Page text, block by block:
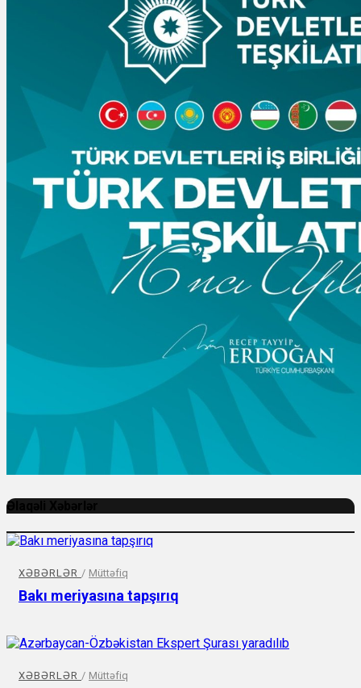
Əlaqəli Xəbərlər
XƏBƏRLƏR / Müttəfiq
Bakı meriyasına tapşırıq
XƏBƏRLƏR / Müttəfiq